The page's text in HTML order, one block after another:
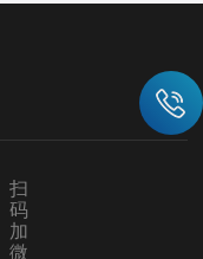
扫
码
加
微